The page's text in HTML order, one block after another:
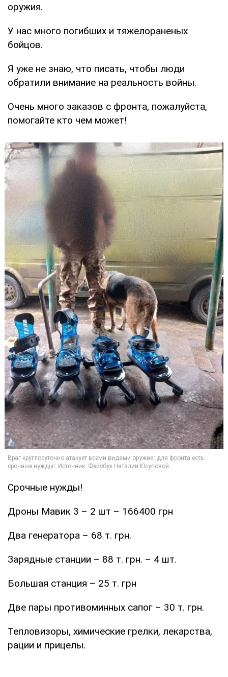
оружия.
У нас много погибших и тяжелораненых
бойцов.
Я уже не знаю, что писать, чтобы люди
обратили внимание на реальность войны.
Очень много заказов с фронта, пожалуйста,
помогайте кто чем может!
Срочные нужды!
Дроны Мавик 3 – 2 шт – 166400 грн
Два генератора – 68 т. грн.
Зарядные станции – 88 т. грн. – 4 шт.
Большая станция – 25 т. грн
Две пары противоминных сапог – 30 т. грн.
Тепловизоры, химические грелки, лекарства,
рации и прицелы.